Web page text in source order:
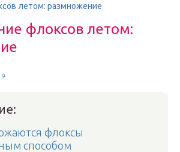
летом: размножение
флоксов летом:
флоксы
способом